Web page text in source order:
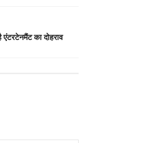
एंटरटेनमैंट का दोहराव